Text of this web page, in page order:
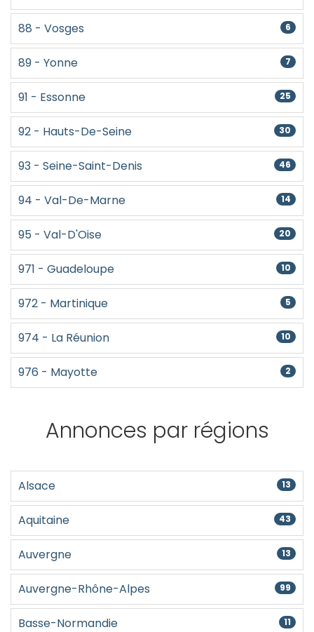
88 - Vosges 6
89 - Yonne 7
91 - Essonne 25
92 - Hauts-De-Seine 30
93 - Seine-Saint-Denis 46
94 - Val-De-Marne 14
95 - Val-D'Oise 20
971 - Guadeloupe 10
972 - Martinique 5
974 - La Réunion 10
976 - Mayotte 2
Annonces par régions
Alsace 13
Aquitaine 43
Auvergne 13
Auvergne-Rhône-Alpes 99
Basse-Normandie 11